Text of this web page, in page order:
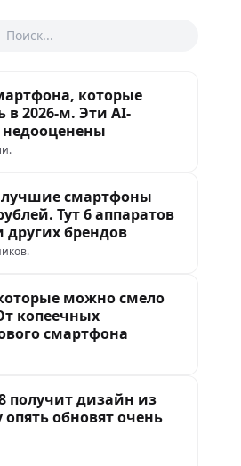
тему
которые
в 2026-м. Эти AI-
лучшие смартфоны
Тут 6 аппаратов
других брендов
можно смело
копеечных
смартфона
получит дизайн из
обновят очень